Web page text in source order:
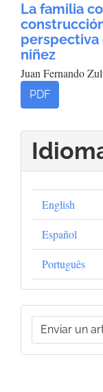
La familia
perspectiva
niñez
Juan Fernando
PDF
English
Español
Português
Enviar
unEnviar un